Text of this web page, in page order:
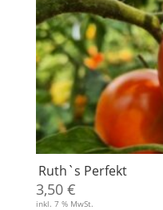
Ruth`s Perfekt
3,50 €
inkl. 7 % MwSt.